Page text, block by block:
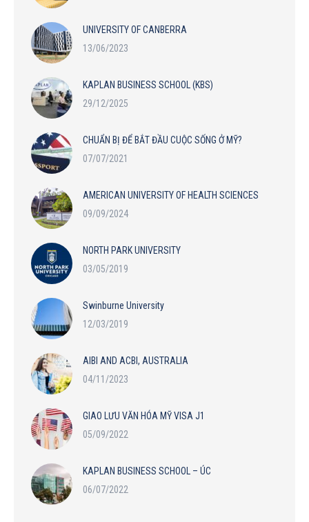
UNIVERSITY OF CANBERRA
13/06/2023
KAPLAN BUSINESS SCHOOL (KBS)
29/12/2025
CHUẨN BỊ ĐỂ BẮT ĐẦU CUỘC SỐNG Ở MỸ?
07/07/2021
AMERICAN UNIVERSITY OF HEALTH SCIENCES
09/09/2024
NORTH PARK UNIVERSITY
03/05/2019
Swinburne University
12/03/2019
AIBI AND ACBI, AUSTRALIA
04/11/2023
GIAO LƯU VĂN HÓA MỸ VISA J1
05/09/2022
KAPLAN BUSINESS SCHOOL – ÚC
06/07/2022